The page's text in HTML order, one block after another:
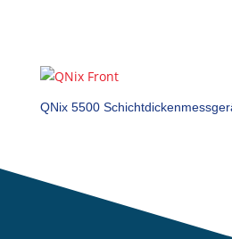
QNix 5500